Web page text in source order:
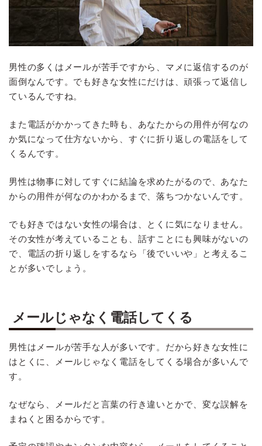
男性の多くはメールが苦手ですから、マメに返信するのが
面倒なんです。でも好きな女性にだけは、頑張って返信し
ているんですね。
また電話がかかってきた時も、あなたからの用件が何なの
か気になって仕方ないから、すぐに折り返しの電話をして
くるんです。
男性は物事に対してすぐに結論を求めたがるので、あなた
からの用件が何なのかわかるまで、落ちつかないんです。
でも好きではない女性の場合は、とくに気になりません。
その女性が考えていることも、話すことにも興味がないの
で、電話の折り返しをするなら「後でいいや」と考えるこ
とが多いでしょう。
メールじゃなく電話してくる
男性はメールが苦手な人が多いです。だから好きな女性に
はとくに、メールじゃなく電話をしてくる場合が多いんで
す。
なぜなら、メールだと言葉の行き違いとかで、変な誤解を
まねくと困るからです。